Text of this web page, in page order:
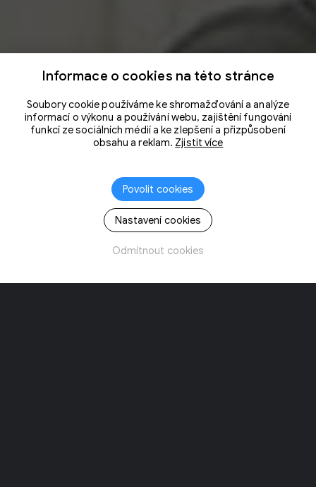
Informace o cookies na této stránce
Soubory cookie používáme ke shromažďování a analýze
informací o výkonu a používání webu, zajištění fungování
funkcí ze sociálních médií a ke zlepšení a přizpůsobení
obsahu a reklam. Zjistit více
Povolit cookies
Nastavení cookies
Odmítnout cookies